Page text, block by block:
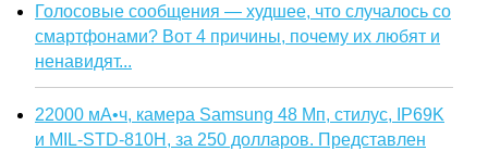
Голосовые сообщения — худшее, что случалось со
смартфонами? Вот 4 причины, почему их любят и
ненавидят...
22000 мА•ч, камера Samsung 48 Мп, стилус, IP69K
и MIL-STD-810H, за 250 долларов. Представлен